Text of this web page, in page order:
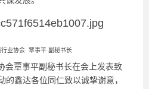
行业协会 覃事平 副秘书长
会覃事平副秘书长在会上发表致
的鑫达各位同仁致以诚挚谢意，